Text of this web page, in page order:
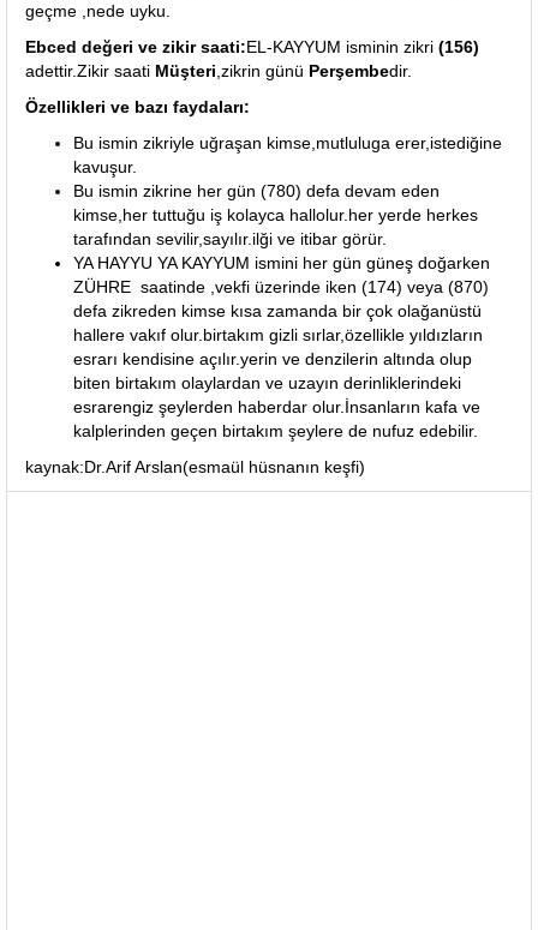
geçme ,nede uyku.
Ebced değeri ve zikir saati:EL-KAYYUM isminin zikri (156)
adettir.Zikir saati Müşteri ,zikrin günü Perşembedir.
Özellikleri ve bazı faydaları:
Bu ismin zikriyle uğraşan kimse,mutluluga erer,istediğine
kavuşur.
Bu ismin zikrine her gün (780) defa devam eden
kimse,her tuttuğu iş kolayca hallolur.her yerde herkes
tarafından sevilir,sayılır.ilği ve itibar görür.
YA HAYYU YA KAYYUM ismini her gün güneş doğarken
ZÜHRE saatinde ,vekfi üzerinde iken (174) veya (870)
defa zikreden kimse kısa zamanda bir çok olağanüstü
hallere vakıf olur.birtakım gizli sırlar,özellikle yıldızların
esrarı kendisine açılır.yerin ve denzilerin altında olup
biten birtakım olaylardan ve uzayın derinliklerindeki
esrarengiz şeylerden haberdar olur.İnsanların kafa ve
kalplerinden geçen birtakım şeylere de nufuz edebilir.
kaynak:Dr.Arif Arslan(esmaül hüsnanın keşfi)